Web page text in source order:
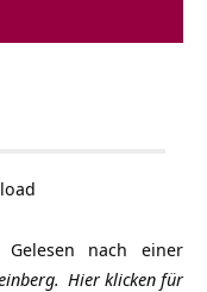
nach einer
Hier klicken für